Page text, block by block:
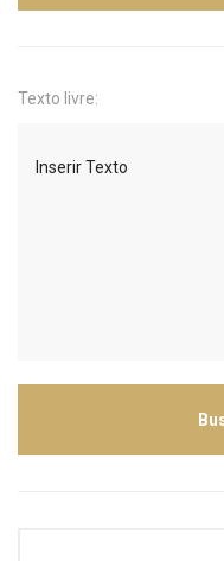
Texto livre: